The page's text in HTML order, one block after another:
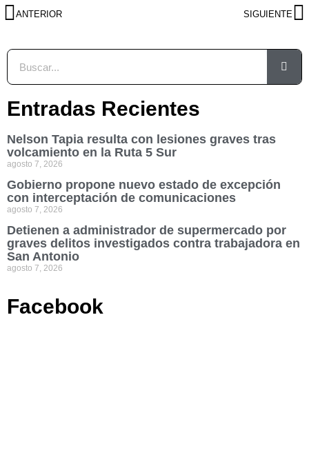
ANTERIOR SIGUIENTE
Entradas Recientes
Nelson Tapia resulta con lesiones graves tras
volcamiento en la Ruta 5 Sur
agosto 7, 2026
Gobierno propone nuevo estado de excepción
con interceptación de comunicaciones
agosto 7, 2026
Detienen a administrador de supermercado por
graves delitos investigados contra trabajadora en
San Antonio
agosto 7, 2026
Facebook